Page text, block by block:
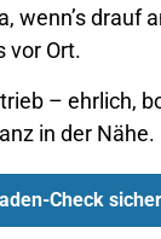
wenn’s drauf
vor Ort.
– ehrlich,
in der Nähe.
Check